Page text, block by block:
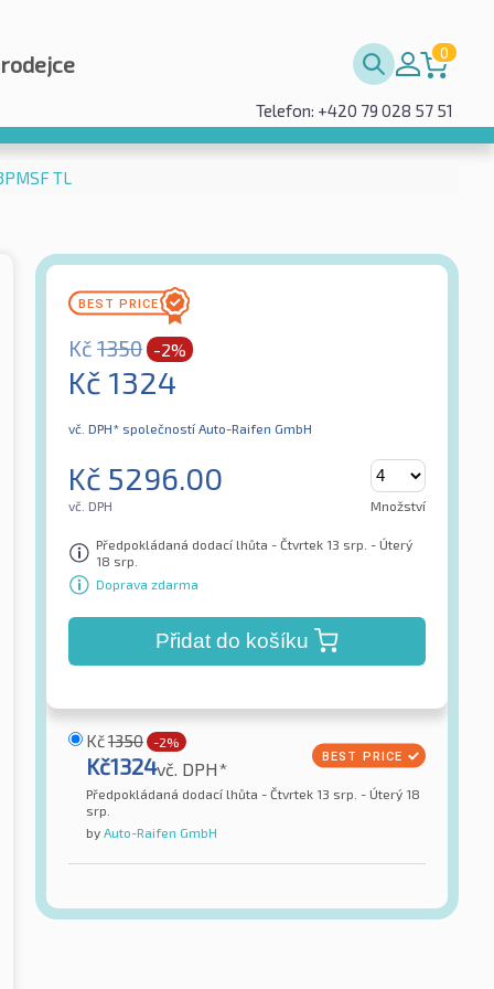
0
Telefon: +420 79 028 57 51
TL
Kč 1350 -2%
Kč 1324
vč. DPH* společností Auto-Raifen GmbH
Kč 5296.00
vč. DPH Množství
Předpokládaná dodací lhůta - Čtvrtek 13 srp. - Úterý
18 srp.
Doprava zdarma
Přidat do košíku
Kč1350 -2%
Kč1324vč. DPH*
Předpokládaná dodací lhůta - Čtvrtek 13 srp. - Úterý 18
srp.
by Auto-Raifen GmbH